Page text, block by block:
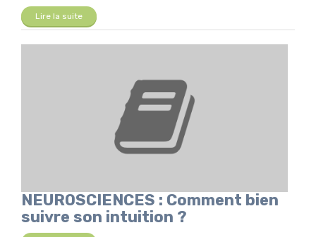
Lire la suite
NEUROSCIENCES : Comment bien
suivre son intuition ?